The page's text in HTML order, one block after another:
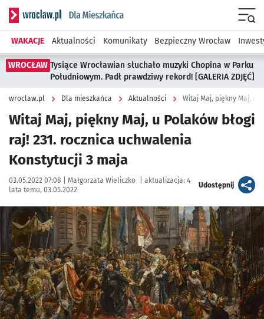
Serwis informacyjny wroclaw.pl podserwis: Dla mieszkańca
WAKACJE Aktualności Komunikaty Bezpieczny Wrocław
WROCŁAW Tysiące Wrocławian słuchało muzyki Chopina w Parku
Południowym. Padł prawdziwy rekord! [GALERIA ZDJĘĆ]
wroclaw.pl Dla mieszkańca Aktualności
Witaj Maj, piękny Maj, u Polaków błogi
raj! 231. rocznica uchwalenia
Konstytucji 3 maja
Data publikacji:
03.05.2022 07:08 | Autor:
Małgorzata Wieliczko aktualizacja: 4
lata temu, 03.05.2022
Udostępnijartykuł
Kliknij, aby powiększyć